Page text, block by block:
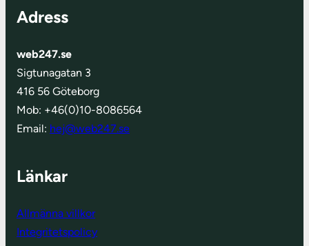
Adress
web247.se
Sigtunagatan 3
416 56 Göteborg
Mob: +46(0)10-8086564
Email: hej@web247.se
Länkar
Allmänna villkor
Integritetspolicy